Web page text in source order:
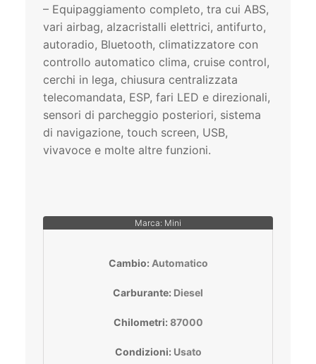
– Equipaggiamento completo, tra cui ABS,
vari airbag, alzacristalli elettrici, antifurto,
autoradio, Bluetooth, climatizzatore con
controllo automatico clima, cruise control,
cerchi in lega, chiusura centralizzata
telecomandata, ESP, fari LED e direzionali,
sensori di parcheggio posteriori, sistema
di navigazione, touch screen, USB,
vivavoce e molte altre funzioni.
Marca: Mini
Cambio: Automatico
Carburante: Diesel
Chilometri: 87000
Condizioni: Usato